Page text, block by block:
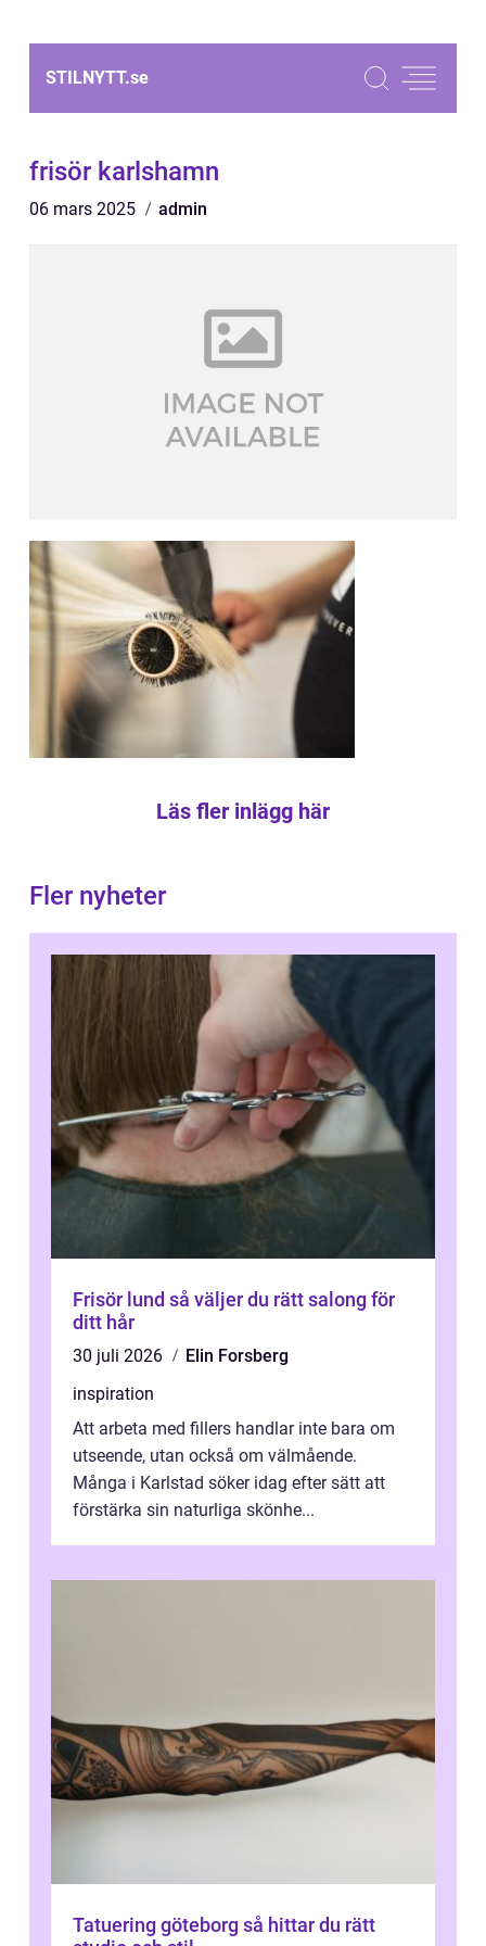
STILNYTT.se
frisör karlshamn
06 mars 2025 admin
Läs fler inlägg här
Fler nyheter
Frisör lund så väljer du rätt salong för
ditt hår
30 juli 2026
Elin Forsberg
inspiration
Att arbeta med fillers handlar inte bara om
utseende, utan också om välmående.
Många i Karlstad söker idag efter sätt att
förstärka sin naturliga skönhe...
Tatuering göteborg så hittar du rätt